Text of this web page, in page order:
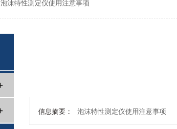
泡沫特性测定仪使用注意事项
信息摘要： 泡沫特性测定仪使用注意事项